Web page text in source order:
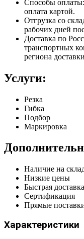
Способы
оплата картой.
Отгрузка со
рабочих дней
Доставка по
транспортных
региона
Услуги:
Резка
Гибка
Подбор
Маркировка
Наличие на
Низкие цены
Быстрая доставка
Сертификация
Прямые
Характеристики